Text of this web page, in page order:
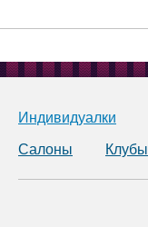
Индивидуалки
Салоны Клубы